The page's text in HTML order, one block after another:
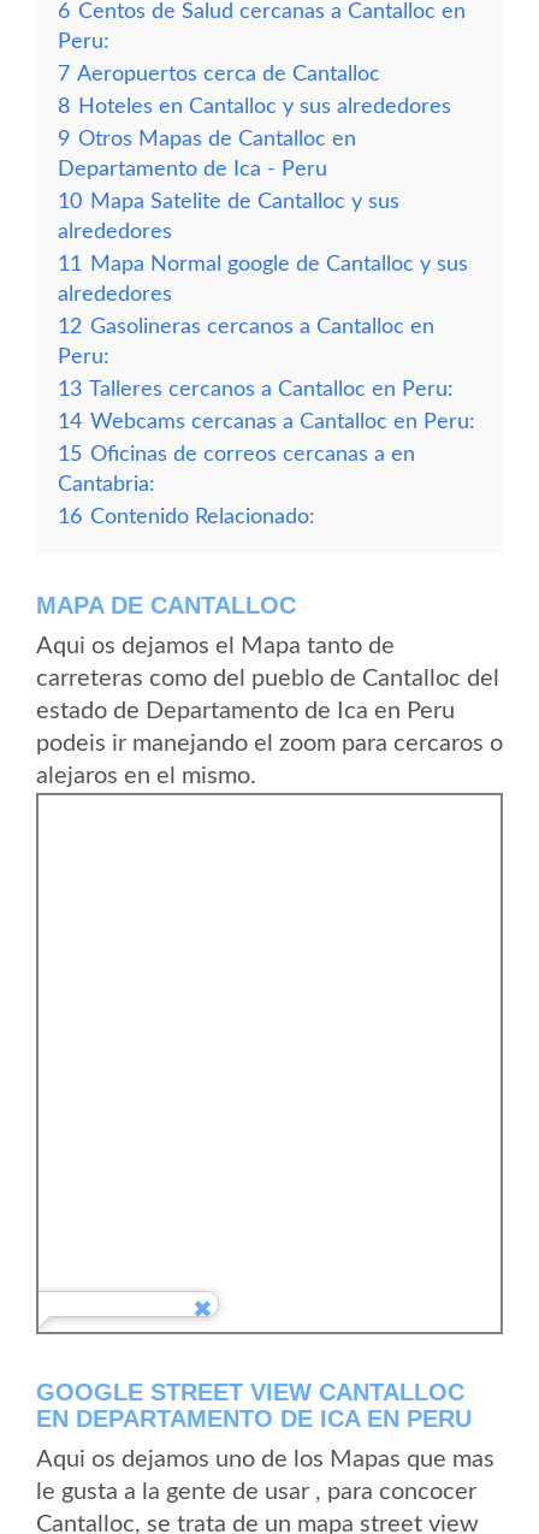
6 Centos de Salud cercanas a Cantalloc en
Peru:
7 Aeropuertos cerca de Cantalloc
8 Hoteles en Cantalloc y sus alrededores
9 Otros Mapas de Cantalloc en
Departamento de Ica - Peru
10 Mapa Satelite de Cantalloc y sus
alrededores
11
Mapa Normal google de Cantalloc y sus
alrededores
12 Gasolineras cercanos a Cantalloc en
Peru:
13 Talleres cercanos a Cantalloc en Peru:
14 Webcams cercanas a Cantalloc en Peru:
15 Oficinas de correos cercanas a en
Cantabria:
16 Contenido Relacionado:
MAPA DE CANTALLOC
Aqui os dejamos el Mapa tanto de
carreteras como del pueblo de Cantalloc del
estado de Departamento de Ica en Peru
podeis ir manejando el zoom para cercaros o
alejaros en el mismo.
GOOGLE STREET VIEW CANTALLOC
EN DEPARTAMENTO DE ICA EN PERU
Aqui os dejamos uno de los Mapas que mas
le gusta a la gente de usar , para concocer
Cantalloc, se trata de un mapa street view